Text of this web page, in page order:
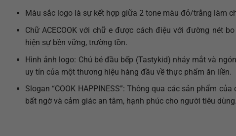
Màu sắc logo là sự kết hợp giữa 2 tone màu đỏ/trắng làm
Chữ ACECOOK với chữ e được cách điệu với đường nét
hiện sự bền vững, trường tồn.
Hình ảnh logo: Chú bé đầu bếp (Tastykid) nháy mắt và
uy tín của một thương hiệu hàng đầu về thực phẩm ăn liền.
Slogan “COOK HAPPINESS”: Thông qua các sản phẩm
bất ngờ và cảm giác an tâm, hạnh phúc cho người tiêu dùng.